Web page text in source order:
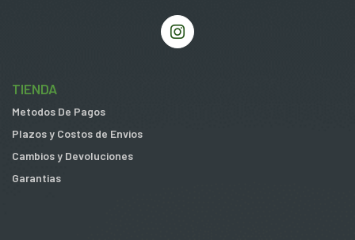
TIENDA
Metodos De Pagos
Plazos y Costos de Envios
Cambios y Devoluciones
Garantias